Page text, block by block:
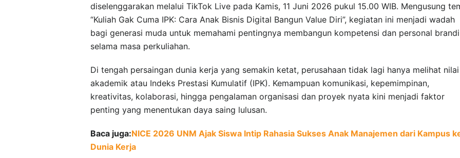
diselenggarakan melalui TikTok Live pada Kamis, 11 Juni 2026 pukul 15.00 WIB. Mengusung
“Kuliah Gak Cuma IPK: Cara Anak Bisnis Digital Bangun Value Diri”, kegiatan ini menjadi wadah
bagi generasi muda untuk memahami pentingnya membangun kompetensi dan personal
selama masa perkuliahan.
Di tengah persaingan dunia kerja yang semakin ketat, perusahaan tidak lagi hanya melihat nilai
akademik atau Indeks Prestasi Kumulatif (IPK). Kemampuan komunikasi, kepemimpinan,
kreativitas, kolaborasi, hingga pengalaman organisasi dan proyek nyata kini menjadi faktor
penting yang menentukan daya saing lulusan.
Baca juga:NICE 2026 UNM Ajak Siswa Intip Rahasia Sukses Anak Manajemen dari Kampus
Dunia Kerja